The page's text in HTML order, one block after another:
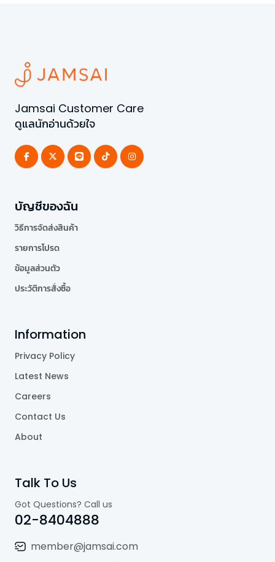
Jamsai Customer Care
ดูแลนักอ่านด้วยใจ
บัญชีของฉัน
วิธีการจัดส่งสินค้า
รายการโปรด
ข้อมูลส่วนตัว
ประวัติการสั่งซื้อ
Information
Privacy Policy
Latest News
Careers
Contact Us
About
Talk To Us
Got Questions? Call us
02-8404888
member@jamsai.com